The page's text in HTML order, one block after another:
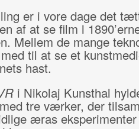
er i vore dage det
af at se film i
Mellem de mange
til at se et
hast.
i Nikolaj Kunsthal
tre værker, der
æras